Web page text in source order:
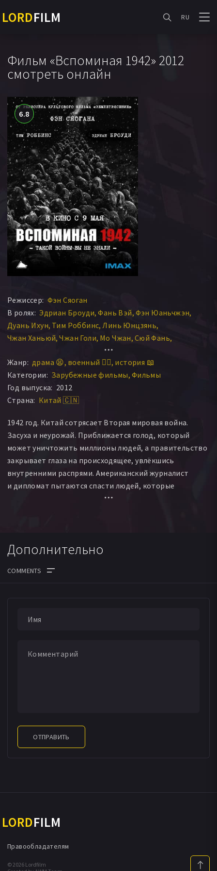
LORDFILM RU
Фильм «Вспоминая 1942» 2012
смотреть онлайн
6.8
Режиссер: Фэн Сяоган
В ролях: Эдриан Броуди Фань Вэй Фэн Юаньчжэн
Дуань Ихун Тим Роббинс Линь Юнцзянь
Чжан Ханьюй Чжан Голи Мо Чжан Сюй Фань
Ли Сюэцзянь
Шу Чжан Люй Чжун Алек Су Ван Цзывэнь
Morning Chang Кэ Лань Ду Чунь Йи Жао
Натаниэл Бойд Альфред Синг
Jiale Peng Ли Цянь
Жанр: драма 😫 военный 👨‍✈️ история 📖
Категории: Зарубежные фильмы Фильмы
Год выпуска: 2012
Страна: Китай 🇨🇳
1942 год. Китай сотрясает Вторая мировая война.
Засуха и неурожай. Приближается голод, который
может уничтожить миллионы людей, а правительство
закрывает глаза на происходящее, увлёкшись
внутренними распрями. Американский журналист
и дипломат пытаются спасти людей, которые
Дополнительно
ОТПРАВИТЬ
LORDFILM
© 2026 Lordfilm
Правообладателям